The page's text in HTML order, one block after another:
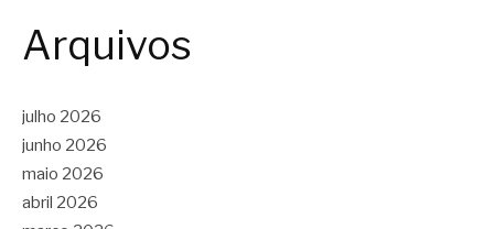
Arquivos
julho 2026
junho 2026
maio 2026
abril 2026